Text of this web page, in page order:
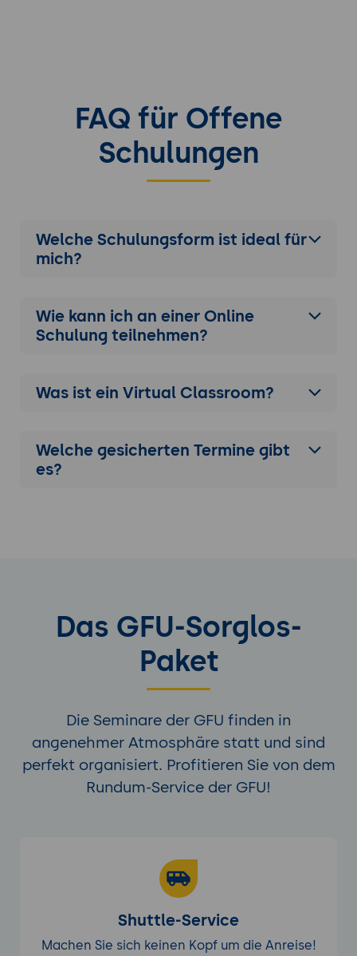
FAQ für Offene
Schulungen
Welche Schulungsform ist ideal für
mich?
Wie kann ich an einer Online
Schulung teilnehmen?
Was ist ein Virtual Classroom?
Welche gesicherten Termine gibt
es?
Das GFU-Sorglos-
Paket
Die Seminare der GFU finden in
angenehmer Atmosphäre statt und sind
perfekt organisiert. Profitieren Sie von dem
Rundum-Service der GFU!
Shuttle-Service
Machen Sie sich keinen Kopf um die Anreise!